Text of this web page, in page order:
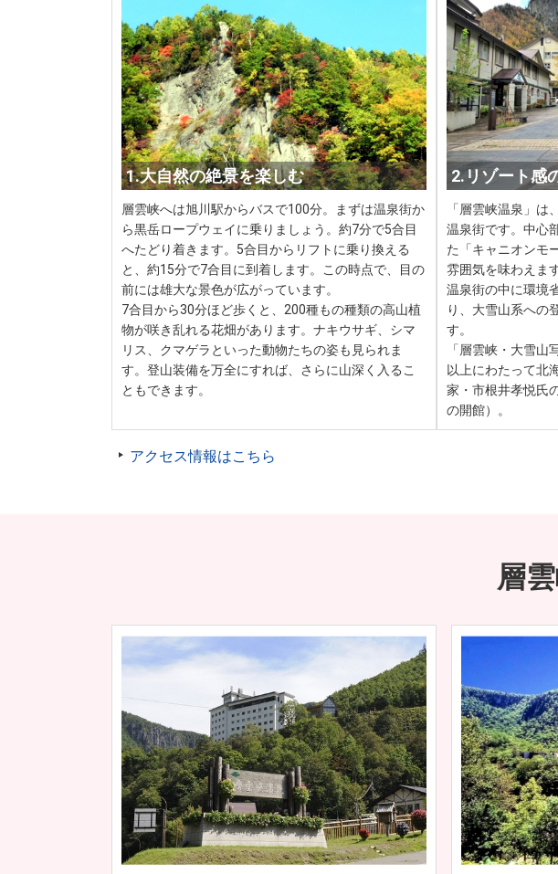
1.大自然の絶景を楽しむ
層雲峡へは旭川駅からバスで100分。まずは温泉街か
ら黒岳ロープウェイに乗りましょう。約7分で5合目
へたどり着きます。5合目からリフトに乗り換える
と、約15分で7合目に到着します。この時点で、目の
前には雄大な景色が広がっています。
7合目から30分ほど歩くと、200種もの種類の高山植
物が咲き乱れる花畑があります。ナキウサギ、シマ
リス、クマゲラといった動物たちの姿も見られま
す。登山装備を万全にすれば、さらに山深く入るこ
ともできます。
2.リゾート感
「層雲峡温泉」
温泉街です。中心
た「キャニオンモ
雰囲気を味わえます
温泉街の中に環境
り、大雪山系への
す。
「層雲峡・大雪
以上にわたって北
家・市根井孝悦氏
の開館）。
アクセス情報はこちら
層